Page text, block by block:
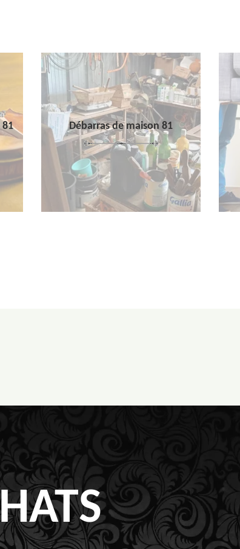
Débarras de maison 81